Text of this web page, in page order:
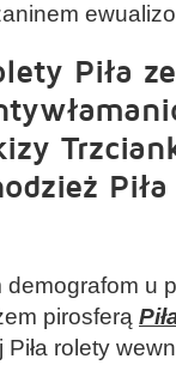
Piła
u
pirosferą
rolety